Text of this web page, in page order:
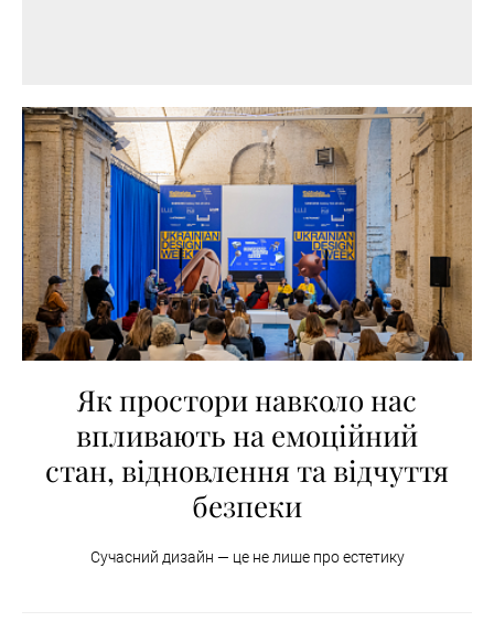
Як простори навколо нас
впливають на емоційний
стан, відновлення та відчуття
безпеки
Сучасний дизайн — це не лише про естетику